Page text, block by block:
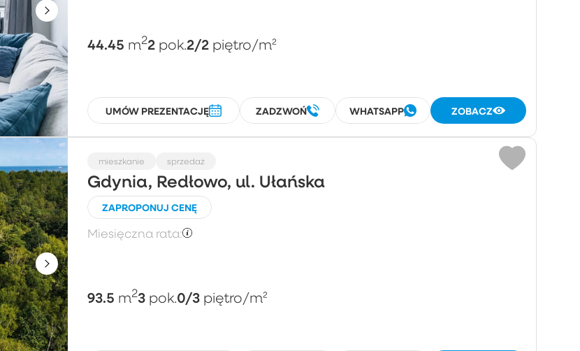
44.45 m22 pok.2/2 piętro/m²
UMÓW PREZENTACJĘ ZADZWOŃ WHATSAPP ZOBACZ
mieszkanie sprzedaż
Gdynia, Redłowo, ul. Ułańska
ZAPROPONUJ CENĘ
Miesięczna rata:
93.5 m23 pok.0/3 piętro/m²